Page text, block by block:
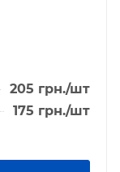
205 грн./шт
175 грн./шт